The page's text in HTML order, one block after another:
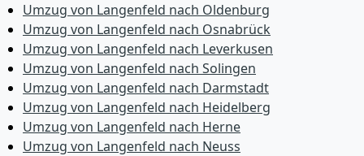
Umzug von Langenfeld nach Oldenburg
Umzug von Langenfeld nach Osnabrück
Umzug von Langenfeld nach Leverkusen
Umzug von Langenfeld nach Solingen
Umzug von Langenfeld nach Darmstadt
Umzug von Langenfeld nach Heidelberg
Umzug von Langenfeld nach Herne
Umzug von Langenfeld nach Neuss